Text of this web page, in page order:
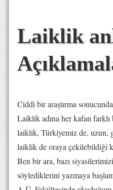
Laiklik
Ciddi bir araştırma
Laiklik adına her kafan
laiklik, Türkiyemiz de, uzun,
laiklik de oraya çekilebildiği
Ben bir ara, bazı
söylediklerini yazmaya